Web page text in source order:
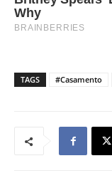
TAGS #Casamento